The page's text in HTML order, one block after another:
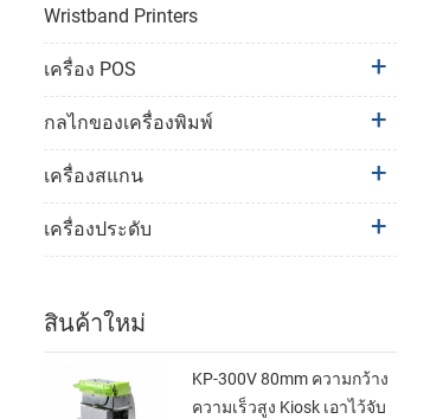
Wristband Printers
เครื่อง POS
กลไกของเครื่องพิมพ์
เครื่องสแกน
เครื่องประดับ
สินค้าใหม่
KP-300V 80mm ความกว้าง
ความเร็วสูง Kiosk เอาไว้จับ